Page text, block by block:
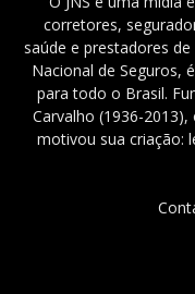
corretores,
saúde e prestadores
Nacional de Seguros,
para todo o Brasil.
Carvalho (1936-
motivou sua criação: